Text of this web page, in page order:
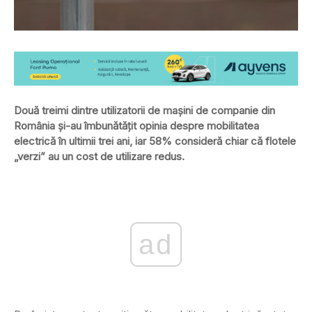
Două treimi dintre utilizatorii de maşini de companie din
România şi-au îmbunătăţit opinia despre mobilitatea
electrică în ultimii trei ani, iar 58% consideră chiar că flotele
„verzi” au un cost de utilizare redus.
ad